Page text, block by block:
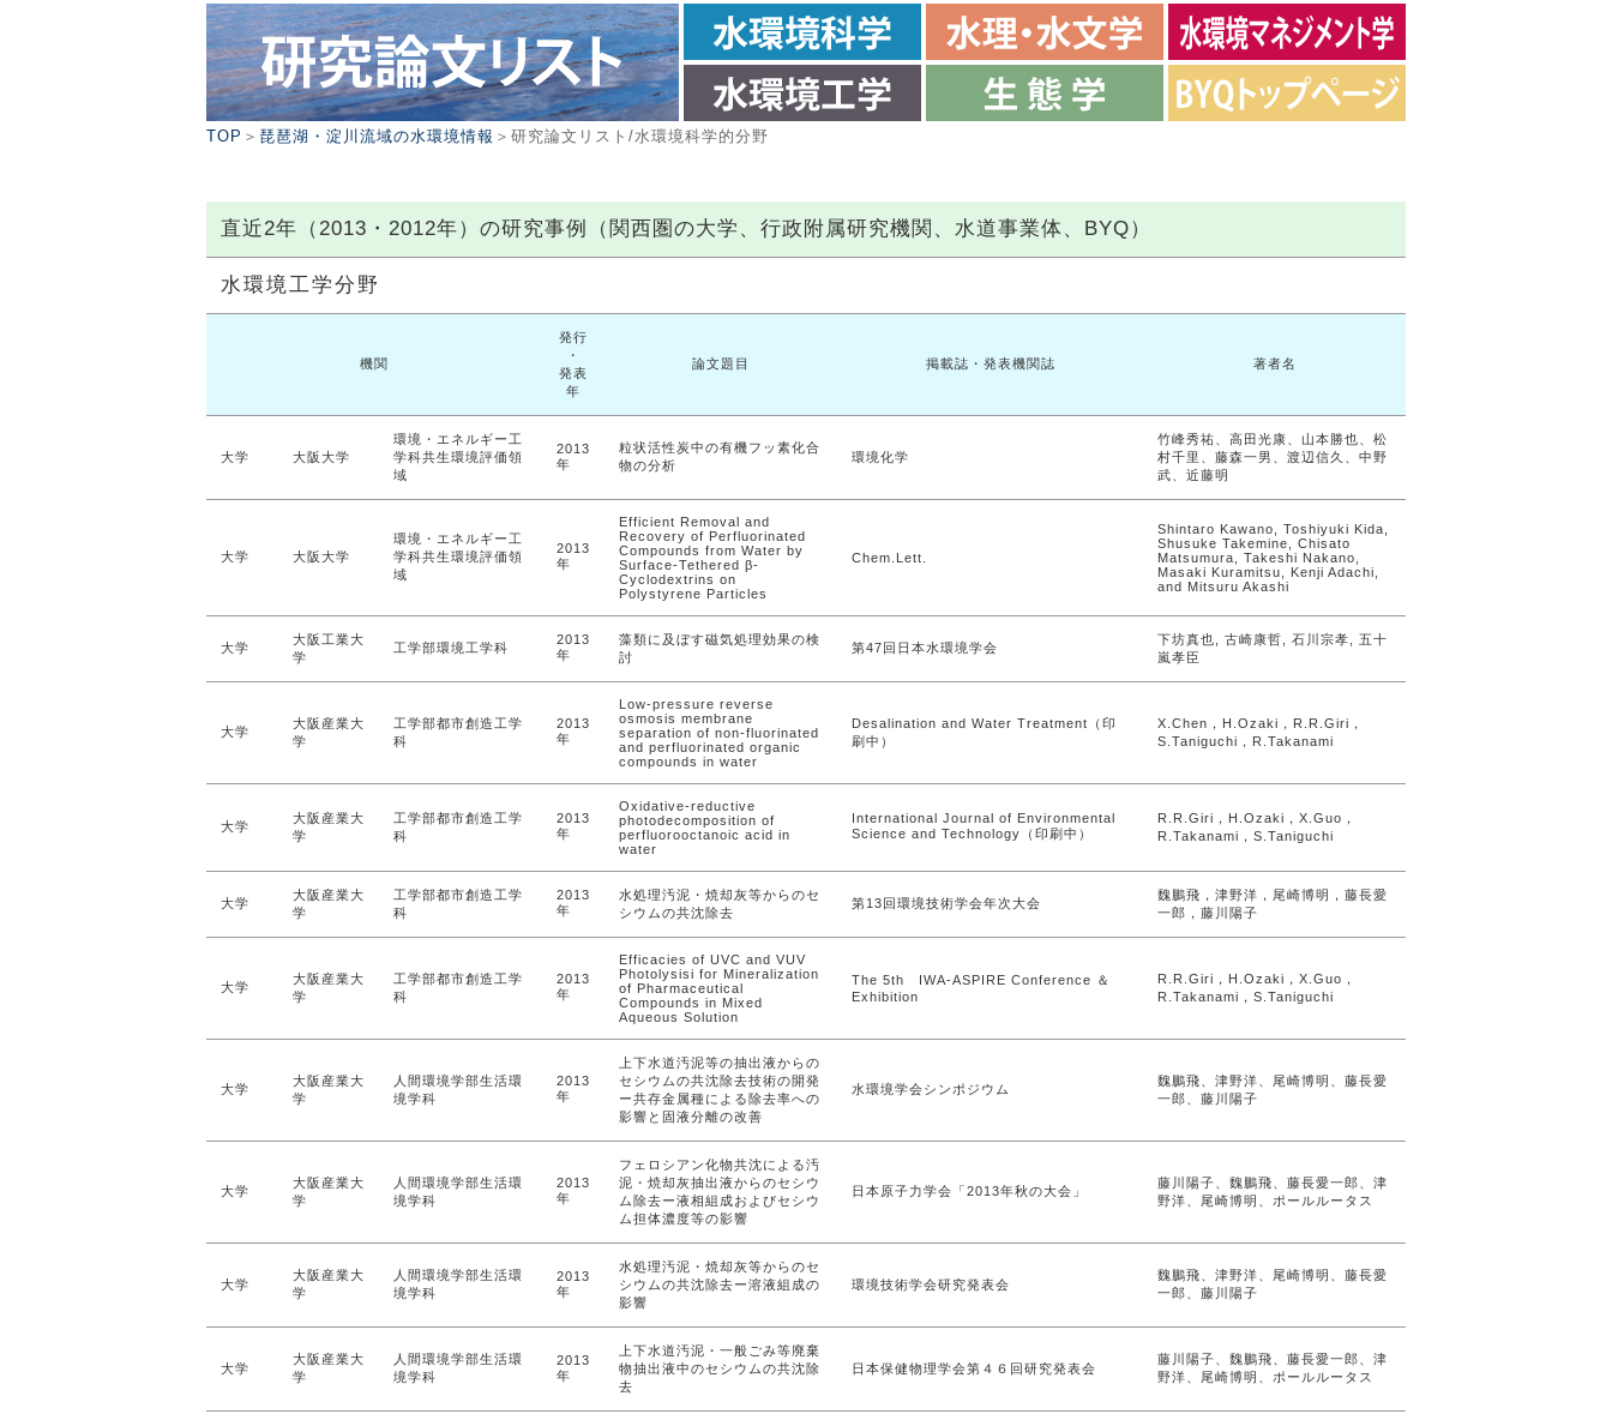
TOP ＞ 琵琶湖・淀川流域の水環境情報 ＞研究論文リスト/水環境科学的分野
直近2年（2013・2012年）の研究事例（関西圏の大学、行政附属研究機関、水道事業体、BYQ）
水環境工学分野
機関
発行
・
発表
年
論文題目 掲載誌・発表機関誌 著者名
大学 大阪大学
環境・エネルギー工
学科共生環境評価領
域
2013
年
粒状活性炭中の有機フッ素化合
物の分析
環境化学
竹峰秀祐、高田光康、山本勝也、松
村千里、藤森一男、渡辺信久、中野
武、近藤明
大学 大阪大学
環境・エネルギー工
学科共生環境評価領
域
2013
年
Efficient Removal and
Recovery of Perfluorinated
Compounds from Water by
Surface-Tethered β-
Cyclodextrins on
Polystyrene Particles
Chem.Lett.
Shintaro Kawano, Toshiyuki Kida,
Shusuke Takemine, Chisato
Matsumura, Takeshi Nakano,
Masaki Kuramitsu, Kenji Adachi,
and Mitsuru Akashi
大学
大阪工業大
学
工学部環境工学科
2013
年
藻類に及ぼす磁気処理効果の検
討
第47回日本水環境学会
下坊真也, 古崎康哲, 石川宗孝, 五十
嵐孝臣
大学
大阪産業大
学
工学部都市創造工学
科
2013
年
Low-pressure reverse
osmosis membrane
separation of non-fluorinated
and perfluorinated organic
compounds in water
Desalination and Water Treatment（印
刷中）
X.Chen，H.Ozaki，R.R.Giri，
S.Taniguchi，R.Takanami
大学
大阪産業大
学
工学部都市創造工学
科
2013
年
Oxidative-reductive
photodecomposition of
perfluorooctanoic acid in
water
International Journal of Environmental
Science and Technology（印刷中）
R.R.Giri，H.Ozaki，X.Guo，
R.Takanami，S.Taniguchi
大学
大阪産業大
学
工学部都市創造工学
科
2013
年
水処理汚泥・焼却灰等からのセ
シウムの共沈除去
第13回環境技術学会年次大会
魏鵬飛，津野洋，尾崎博明，藤長愛
一郎，藤川陽子
大学
大阪産業大
学
工学部都市創造工学
科
2013
年
Efficacies of UVC and VUV
Photolysisi for Mineralization
of Pharmaceutical
Compounds in Mixed
Aqueous Solution
The 5th IWA-ASPIRE Conference ＆
Exhibition
R.R.Giri，H.Ozaki，X.Guo，
R.Takanami，S.Taniguchi
大学
大阪産業大
学
人間環境学部生活環
境学科
2013
年
上下水道汚泥等の抽出液からの
セシウムの共沈除去技術の開発
ー共存金属種による除去率への
影響と固液分離の改善
水環境学会シンポジウム
魏鵬飛、津野洋、尾崎博明、藤長愛
一郎、藤川陽子
大学
大阪産業大
学
人間環境学部生活環
境学科
2013
年
フェロシアン化物共沈による汚
泥・焼却灰抽出液からのセシウ
ム除去ー液相組成およびセシウ
ム担体濃度等の影響
日本原子力学会「2013年秋の大会」
藤川陽子、魏鵬飛、藤長愛一郎、津
野洋、尾崎博明、ポールルータス
大学
大阪産業大
学
人間環境学部生活環
境学科
2013
年
水処理汚泥・焼却灰等からのセ
シウムの共沈除去ー溶液組成の
影響
環境技術学会研究発表会
魏鵬飛、津野洋、尾崎博明、藤長愛
一郎、藤川陽子
大学
大阪産業大
学
人間環境学部生活環
境学科
2013
年
上下水道汚泥・一般ごみ等廃棄
物抽出液中のセシウムの共沈除
去
日本保健物理学会第４６回研究発表会
藤川陽子、魏鵬飛、藤長愛一郎、津
野洋、尾崎博明、ポールルータス